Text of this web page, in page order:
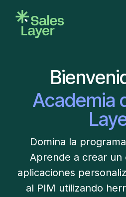
Academia
Domina la
Aprende a crear un
aplicaciones
al PIM utilizando